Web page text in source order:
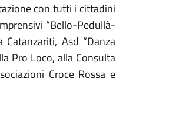
con tutti i cittadini
“Bello-Pedullà-
Catanzariti, Asd “Danza
Pro Loco, alla Consulta
Croce Rossa e